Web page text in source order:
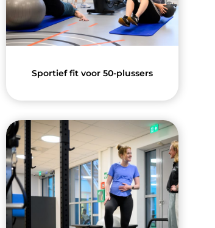
Sportief fit voor 50-plussers